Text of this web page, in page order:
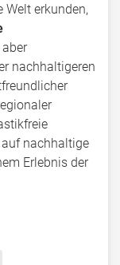
erkunden,
nachhaltigeren
nachhaltige
Erlebnis der